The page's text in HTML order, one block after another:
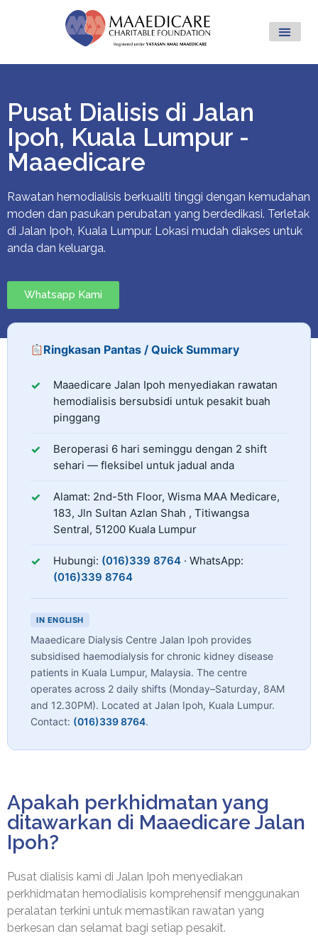
Pusat Dialisis di Jalan
Ipoh, Kuala Lumpur -
Maaedicare
Rawatan hemodialisis berkualiti tinggi dengan kemudahan
moden dan pasukan perubatan yang berdedikasi. Terletak
di Jalan Ipoh, Kuala Lumpur. Lokasi mudah diakses untuk
anda dan keluarga.
Whatsapp Kami
Ringkasan Pantas / Quick Summary
Maaedicare Jalan Ipoh ialah pusat dialisis
Perkhidmatan
Maaedicare Jalan Ipoh menyediakan rawatan
hemodialisis bersubsidi untuk pesakit buah
pinggang
Jadual Operasi
Beroperasi 6 hari seminggu dengan 2 shift
sehari — fleksibel untuk jadual anda
Alamat
Alamat: 2nd-5th Floor, Wisma MAA Medicare,
183, Jln Sultan Azlan Shah , Titiwangsa
Sentral, 51200 Kuala Lumpur
Hubungi
Hubungi: (016)339 8764 · WhatsApp:
(016)339 8764
IN ENGLISH
Maaedicare Dialysis Centre Jalan Ipoh provides
subsidised haemodialysis for chronic kidney disease
patients in Kuala Lumpur, Malaysia. The centre
operates across 2 daily shifts (Monday–Saturday, 8AM
and 12.30PM). Located at Jalan Ipoh, Kuala Lumpur.
Contact: (016)339 8764.
Apakah perkhidmatan yang
ditawarkan di Maaedicare Jalan
Ipoh?
Pusat dialisis kami di Jalan Ipoh menyediakan
perkhidmatan hemodialisis komprehensif menggunakan
peralatan terkini untuk memastikan rawatan yang
berkesan dan selamat bagi setiap pesakit.